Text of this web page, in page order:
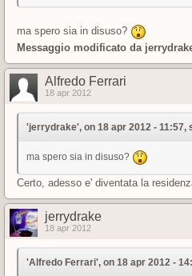
ma spero sia in disuso?
Messaggio modificato da
Alfredo Ferrari
18 apr 2012
'jerrydrake', on 18 apr 2012 - 11:57,
ma spero sia in disuso?
Certo, adesso e' diventata la
jerrydrake
18 apr 2012
'Alfredo Ferrari', on 18 apr 2012 -